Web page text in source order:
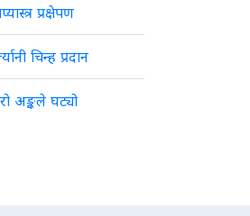
प्रक्षेपण
चिन्ह प्रदान
अङ्कले घट्यो